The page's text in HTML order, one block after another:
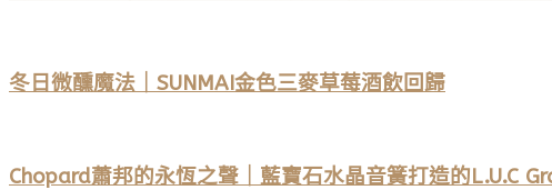
冬日微醺魔法｜SUNMAI金色三麥草莓酒飲回歸
Chopard蕭邦的永恆之聲｜藍寶石水晶音簧打造的L.U.C